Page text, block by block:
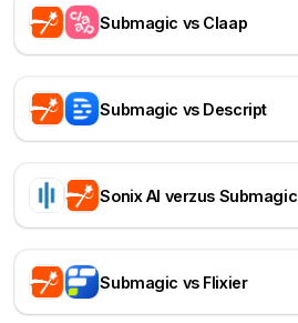
Submagic vs Claap
Submagic vs Descript
Sonix AI verzus Submagic
Submagic vs Flixier